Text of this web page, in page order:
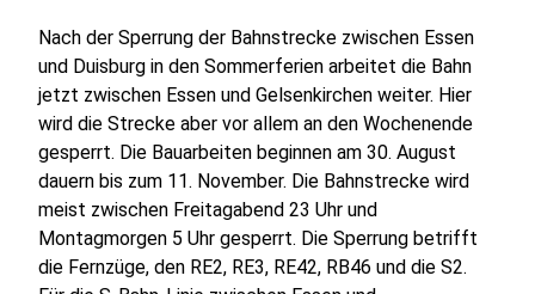
Nach der Sperrung der Bahnstrecke zwischen Essen
und Duisburg in den Sommerferien arbeitet die Bahn
jetzt zwischen Essen und Gelsenkirchen weiter. Hier
wird die Strecke aber vor allem an den Wochenende
gesperrt. Die Bauarbeiten beginnen am 30. August
dauern bis zum 11. November. Die Bahnstrecke wird
meist zwischen Freitagabend 23 Uhr und
Montagmorgen 5 Uhr gesperrt. Die Sperrung betrifft
die Fernzüge, den RE2, RE3, RE42, RB46 und die S2.